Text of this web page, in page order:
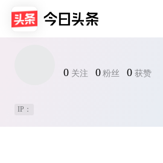
0 关注 0 粉丝 0 获赞
IP：